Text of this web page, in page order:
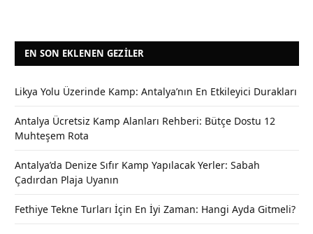
EN SON EKLENEN GEZILER
Likya Yolu Üzerinde Kamp: Antalya’nın En Etkileyici Durakları
Antalya Ücretsiz Kamp Alanları Rehberi: Bütçe Dostu 12
Muhteşem Rota
Antalya’da Denize Sıfır Kamp Yapılacak Yerler: Sabah
Çadırdan Plaja Uyanın
Fethiye Tekne Turları İçin En İyi Zaman: Hangi Ayda Gitmeli?